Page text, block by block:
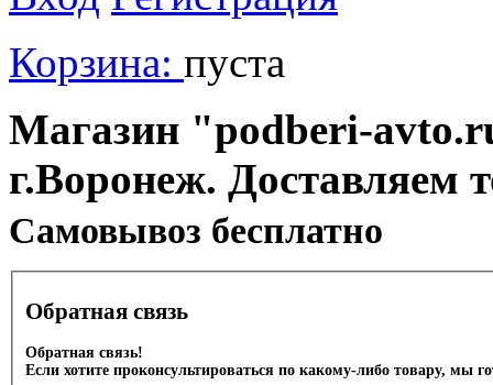
Корзина: пуста
Магазин "podberi-
г.Воронеж. Доставляем
Cамовывоз бесплатно
Обратная связь
Обратная связь!
Если хотите проконсультироваться по какому-либо товару, мы